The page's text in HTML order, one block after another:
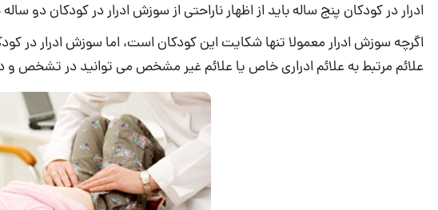
ادرار در کودکان پنج ساله باید از اظهار ناراحتی از سوزش ادرار در کودکان دو
اگرچه سوزش ادرار معمولا تنها شکایت این کودکان است، اما سوزش ادرار در
علائم مرتبط به علائم ادراری خاص یا علائم غیر مشخص می توانید در تشخص و